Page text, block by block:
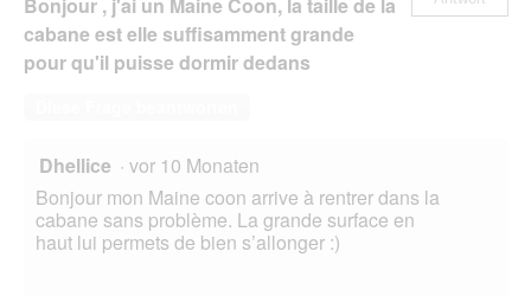
cabane est elle suffisamment grande
pour qu'il puisse dormir dedans
Dhellice · vor 10 Monaten
Bonjour mon Maine coon arrive à rentrer dans la
cabane sans problème. La grande surface en
haut lui permets de bien s’allonger :)